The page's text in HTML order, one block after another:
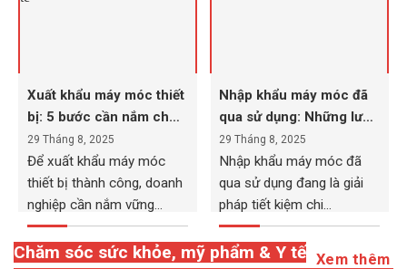
Xuất khẩu máy móc thiết
bị: 5 bước cần nắm cho
doanh nghiệp
29 Tháng 8, 2025
Để xuất khẩu máy móc
thiết bị thành công, doanh
nghiệp cần nắm vững
một...
Nhập khẩu máy móc đã
qua sử dụng: Những lưu
ý quan trọng!
29 Tháng 8, 2025
Nhập khẩu máy móc đã
qua sử dụng đang là giải
pháp tiết kiệm chi...
Chăm sóc sức khỏe, mỹ phẩm & Y tế Xem thêm